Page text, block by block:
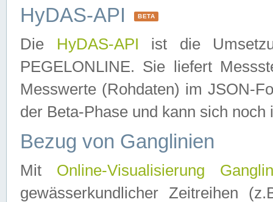
HyDAS-API BETA
Die HyDAS-API ist die
PEGELONLINE. Sie liefert
Messwerte (Rohdaten) im JSON-
der Beta-Phase und kann sich noch
Bezug von Ganglinien
Mit Online-Visualisierung
gewässerkundlicher Zeitreihen